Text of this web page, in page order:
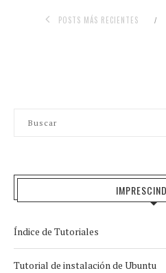
POSTS MÁS RECIENTES
Índice de Tutoriales
Tutorial de instalación de Ubuntu